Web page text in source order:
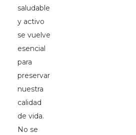
saludable
y activo
se vuelve
esencial
para
preservar
nuestra
calidad
de vida.
No se